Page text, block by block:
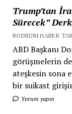
Trump’tan
Sürecek”
BODRUM HABER
ABD Başkanı
görüşmelerin
ateşkesin sona
bir suikast
Yorum yapın